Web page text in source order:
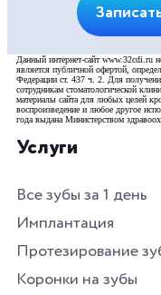
Данный интернет-сайт www.32cdi.ru
является публичной офертой,
Федерации ст. 437 ч. 2. Для
сотрудникам стоматологической
материалы сайта для любых целей
воспроизведение и любое другое
года выдана Министерством
Услуги
Все зубы за 1 день
Имплантация
Протезирование
Коронки на зубы